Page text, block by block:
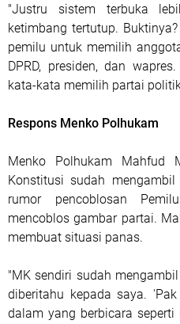
"Justru sistem terbuka
ketimbang tertutup.
pemilu untuk memilih
DPRD, presiden, dan
kata-kata memilih partai
Respons Menko Polhukam
Menko Polhukam Mahfud
Konstitusi sudah
rumor pencoblosan
mencoblos gambar partai.
membuat situasi panas.
"MK sendiri sudah
diberitahu kepada saya.
dalam yang berbicara seperti